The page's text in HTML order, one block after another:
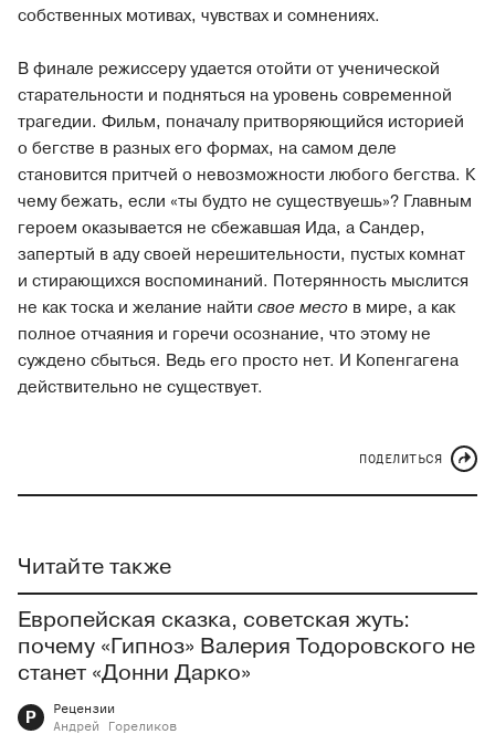
собственных мотивах, чувствах и сомнениях.
В финале режиссеру удается отойти от ученической
старательности и подняться на уровень современной
трагедии. Фильм, поначалу притворяющийся историей
о бегстве в разных его формах, на самом деле
становится притчей о невозможности любого бегства. К
чему бежать, если «ты будто не существуешь»? Главным
героем оказывается не сбежавшая Ида, а Сандер,
запертый в аду своей нерешительности, пустых комнат
и стирающихся воспоминаний. Потерянность мыслится
не как тоска и желание найти свое место в мире, а как
полное отчаяния и горечи осознание, что этому не
суждено сбыться. Ведь его просто нет. И Копенгагена
действительно не существует.
ПОДЕЛИТЬСЯ
Читайте также
Европейская сказка, советская жуть:
почему «Гипноз» Валерия Тодоровского не
станет «Донни Дарко»
Р
Рецензии
Андрей
Гореликов